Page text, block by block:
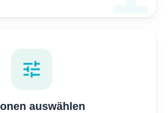
tune
auswählen